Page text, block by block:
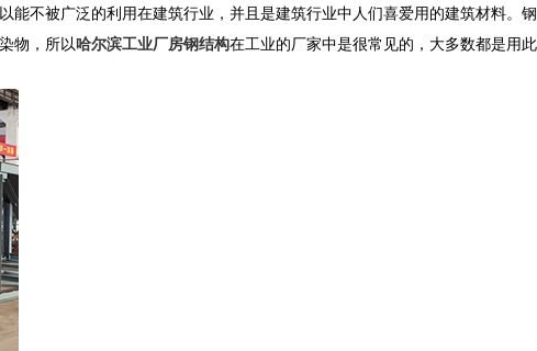
不被广泛的利用在建筑行业，并且是建筑行业中人们喜爱用的建筑材料。钢
物，所以哈尔滨工业厂房钢结构在工业的厂家中是很常见的，大多数都是用此